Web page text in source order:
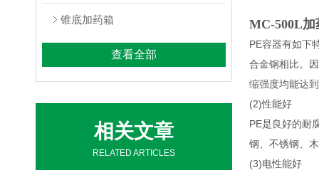
锥底加药箱
查看全部
相关文章
RELATED ARTICLES
MC-500L加
PE容器有如下
合金钢相比。
缩强度均能达
(2)
PE是良好的耐
钢、不锈钢、
(3)电性能好